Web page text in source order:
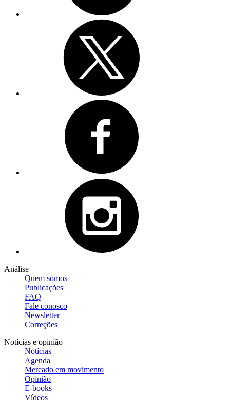
Análise
Quem somos
Publicações
FAQ
Fale conosco
Newsletter
Correções
Notícias e opinião
Notícias
Agenda
Mercado em movimento
Opinião
E-books
Vídeos